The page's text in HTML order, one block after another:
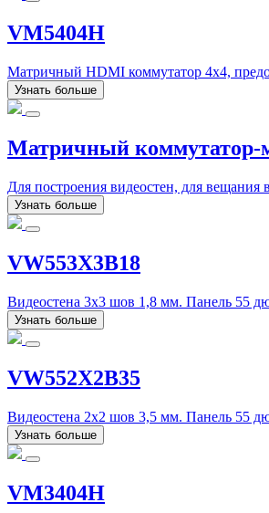
VM5404H
Матричный HDMI коммутатор 4x4,
Узнать больше
Матричный коммутатор-
Для построения видеостен, для вещания
Узнать больше
VW553X3B18
Видеостена 3х3 шов 1,8 мм. Панель 55
Узнать больше
VW552X2B35
Видеостена 2х2 шов 3,5 мм. Панель 55
Узнать больше
VM3404H